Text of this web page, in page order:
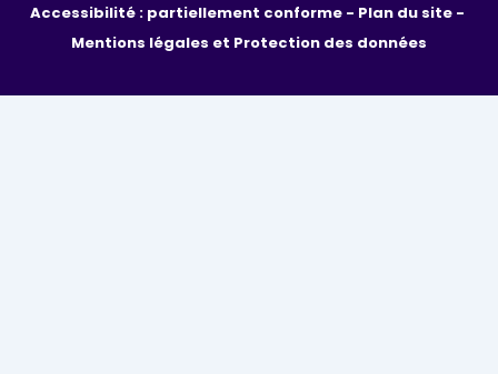
Accessibilité : partiellement conforme -
Mentions légales et Protection des données